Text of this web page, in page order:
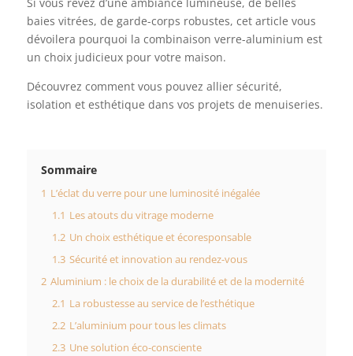
Si vous rêvez d’une ambiance lumineuse, de belles
baies vitrées, de garde-corps robustes, cet article vous
dévoilera pourquoi la combinaison verre-aluminium est
un choix judicieux pour votre maison.
Découvrez comment vous pouvez allier sécurité,
isolation et esthétique dans vos projets de menuiseries.
Sommaire
1 L’éclat du verre pour une luminosité inégalée
1.1 Les atouts du vitrage moderne
1.2 Un choix esthétique et écoresponsable
1.3 Sécurité et innovation au rendez-vous
2 Aluminium : le choix de la durabilité et de la modernité
2.1 La robustesse au service de l’esthétique
2.2 L’aluminium pour tous les climats
2.3 Une solution éco-consciente